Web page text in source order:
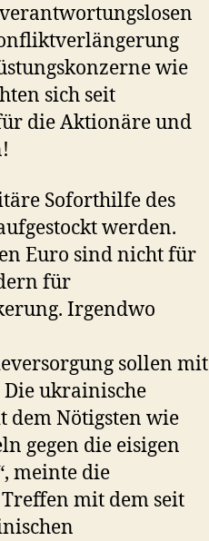
wie
sich seit
die Aktionäre und
Soforthilfe des
werden.
Euro sind nicht für
für
Irgendwo
sollen mit
ukrainische
dem Nötigsten wie
gegen die eisigen
meinte die
mit dem seit